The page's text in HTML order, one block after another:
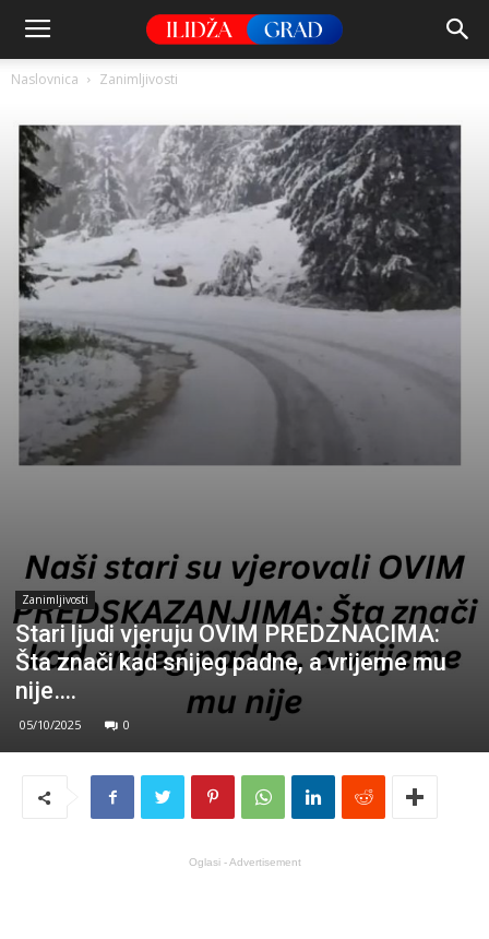
Naslovnica Zanimljivosti
Zanimljivosti
Stari ljudi vjeruju OVIM PREDZNACIMA:
Šta znači kad snijeg padne, a vrijeme mu
nije….
05/10/2025 0
Oglasi - Advertisement